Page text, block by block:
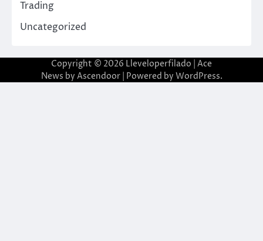
Trading
Uncategorized
Copyright © 2026 Lleveloperfilado | Ace
News by Ascendoor| Powered by WordPress.